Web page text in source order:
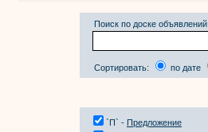
Поиск по доске объявлений
Сортировать: по дате
`П` - Предложение